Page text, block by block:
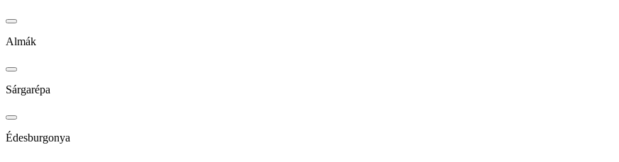
Almák
Sárgarépa
Édesburgonya